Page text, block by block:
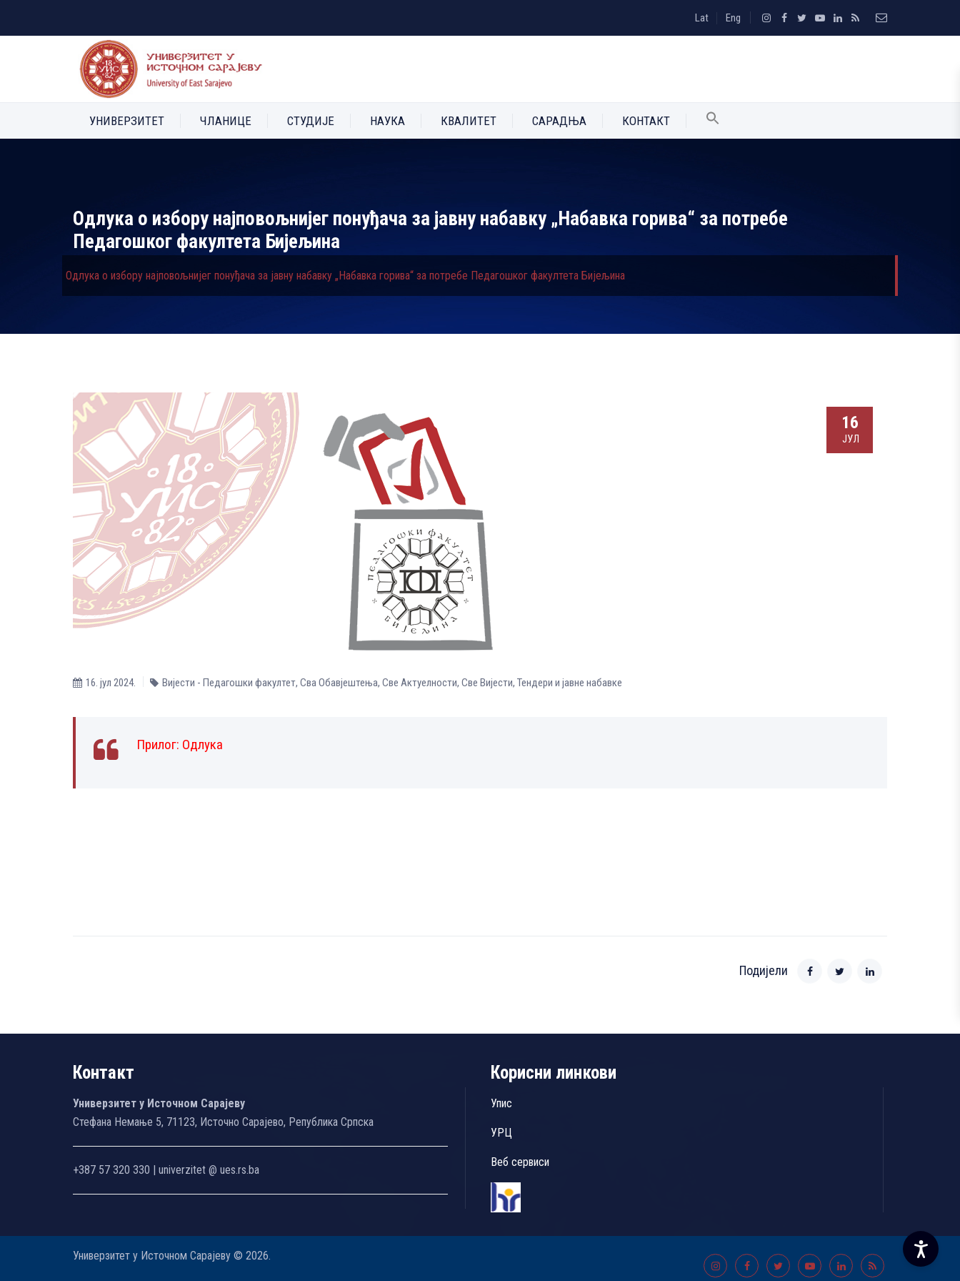
Lat Eng
УНИВЕРЗИТЕТ ЧЛАНИЦЕ СТУДИЈЕ НАУКА КВАЛИТЕТ САРАДЊА КОНТАКТ
Одлука о избору најповољнијег понуђача за јавну набавку „Набавка горива“ за потребе
Педагошког факултета Бијељина
Одлука о избору најповољнијег понуђача за јавну набавку „Набавка горива“ за потребе Педагошког факултета Бијељина
16
ЈУЛ
16. јул 2024. Вијести - Педагошки факултет, Сва Обавјештења, Све Aктуелности, Све Вијести, Тендери и јавне набавке
Прилог: Одлука
Подијели
Контакт
Универзитет у Источном Сарајеву
Стефана Немање 5, 71123, Источно Сарајево, Република Српска
+387 57 320 330 | univerzitet @ ues.rs.ba
Корисни линкови
Упис
УРЦ
Веб сервиси
Универзитет у Источном Сарајеву © 2026.